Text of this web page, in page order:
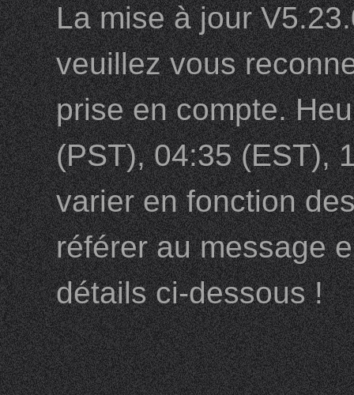
La mise à jour
veuillez vous
prise en compte.
(PST), 04:35 (EST),
varier en fonction
référer au message
détails ci-dessous !